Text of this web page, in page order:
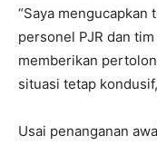
“Saya mengucapkan
personel PJR dan
memberikan
situasi tetap
Usai penanganan